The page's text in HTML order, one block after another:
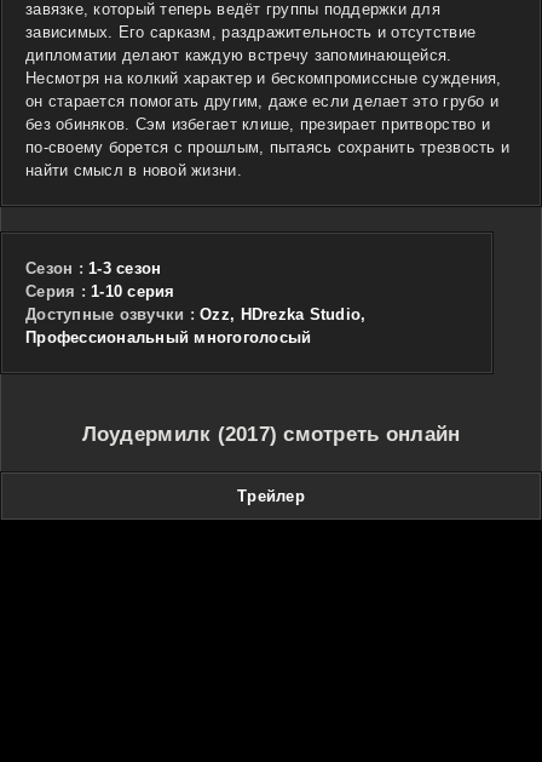
завязке, который теперь ведёт группы поддержки для
зависимых. Его сарказм, раздражительность и отсутствие
дипломатии делают каждую встречу запоминающейся.
Несмотря на колкий характер и бескомпромиссные суждения,
он старается помогать другим, даже если делает это грубо и
без обиняков. Сэм избегает клише, презирает притворство и
по-своему борется с прошлым, пытаясь сохранить трезвость и
найти смысл в новой жизни.
Сезон : 1-3 сезон
Cерия : 1-10 серия
Доступные озвучки : Ozz, HDrezka Studio,
Профессиональный многоголосый
Лоудермилк (2017) смотреть онлайн
Трейлер